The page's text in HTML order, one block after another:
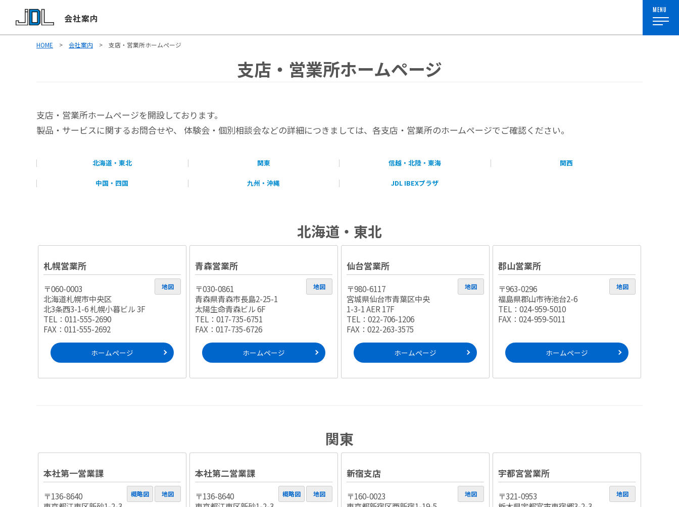
会社案内
MENU
HOME > 会社案内 > 支店・営業所ホームページ
支店・営業所ホームページ
支店・営業所ホームページを開設しております。
製品・サービスに関するお問合せや、 体験会・個別相談会などの詳細につきましては、各支店・営業所のホームページでご確認ください。
北海道・東北 関東 信越・北陸・東海 関西
中国・四国 九州・沖縄 JDL IBEXプラザ
北海道・東北
札幌営業所
〒060-0003
北海道札幌市中央区
北3条西3-1-6 札幌小暮ビル 3F
TEL：011-555-2690
FAX：011-555-2692
地図
ホームページ
青森営業所
〒030-0861
青森県青森市長島2-25-1
太陽生命青森ビル 6F
TEL：017-735-6751
FAX：017-735-6726
地図
ホームページ
仙台営業所
〒980-6117
宮城県仙台市青葉区中央
1-3-1 AER 17F
TEL：022-706-1206
FAX：022-263-3575
地図
ホームページ
郡山営業所
〒963-0296
福島県郡山市待池台2-6
TEL：024-959-5010
FAX：024-959-5011
地図
ホームページ
関東
本社第一営業課
〒136-8640
地図
概略図
本社第二営業課
〒136-8640
地図
概略図
新宿支店
〒160-0023
地図
宇都宮営業所
〒321-0953
地図